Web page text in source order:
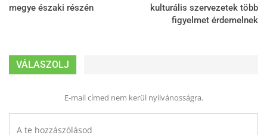
megye északi részén
kulturális szervezetek több
figyelmet érdemelnek
VÁLASZOLJ
E-mail címed nem kerül nyilvánosságra.